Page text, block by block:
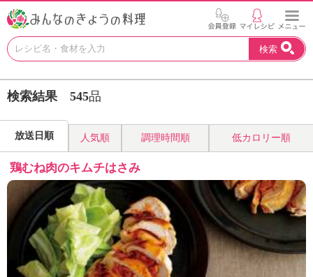
お
い
ピ
を
見
け
よ
う
。
N
H
K
検索
検索結果 545品
放送日順 人気順 調理時間順 低カロリー順
鶏むね肉のキムチはさみ